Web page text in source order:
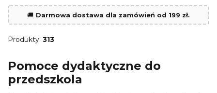
🚚 Darmowa dostawa dla zamówień od 199 zł.
Produkty: 313
Pomoce dydaktyczne do
przedszkola